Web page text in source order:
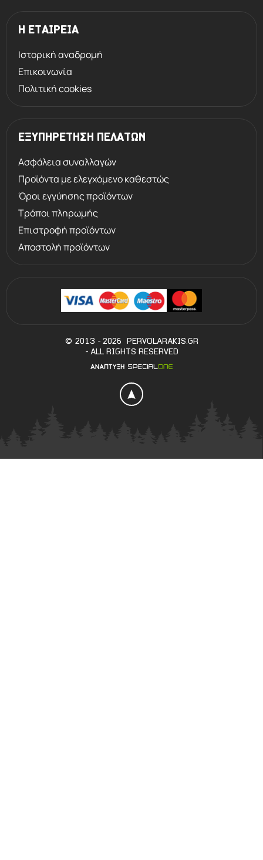
Η ΕΤΑΙΡΕΙΑ
Ιστορική αναδρομή
Επικοινωνία
Πολιτική cookies
ΕΞΥΠΗΡΕΤΗΣΗ ΠΕΛΑΤΩΝ
Ασφάλεια συναλλαγών
Προϊόντα με ελεγχόμενο καθεστώς
Όροι εγγύησης προϊόντων
Τρόποι πληρωμής
Επιστροφή προϊόντων
Αποστολή προϊόντων
© 2013 - 2026
PERVOLARAKIS.GR
- ALL RIGHTS RESERVED